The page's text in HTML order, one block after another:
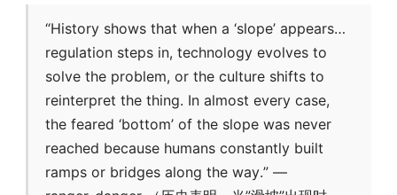
“History shows that when a ‘slope’ appears…
regulation steps in, technology evolves to
solve the problem, or the culture shifts to
reinterpret the thing. In almost every case,
the feared ‘bottom’ of the slope was never
reached because humans constantly built
ramps or bridges along the way.” —